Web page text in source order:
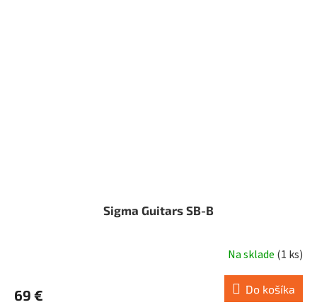
Sigma Guitars SB-B
Na sklade (1 ks)
69 € Do košíka